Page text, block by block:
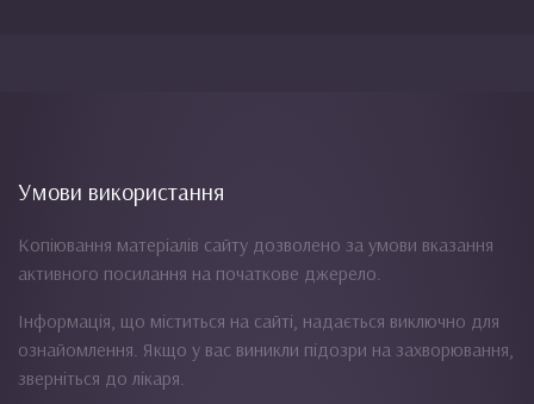
Умови використання
Копіювання матеріалів сайту дозволено за умови вказання
активного посилання на початкове джерело.
Інформація, що міститься на сайті, надається виключно для
ознайомлення. Якщо у вас виникли підозри на захворювання,
зверніться до лікаря.